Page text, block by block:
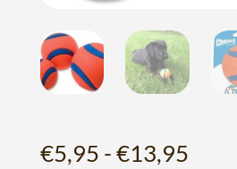
€5,95 -€13,95